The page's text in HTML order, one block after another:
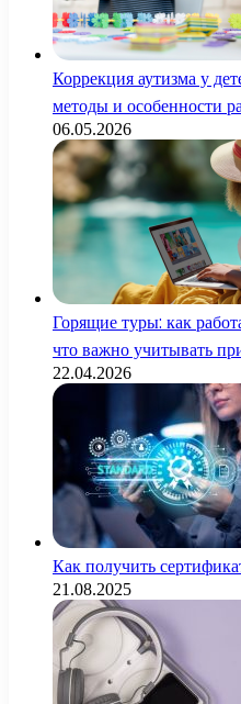
Коррекция аутизма у
методы и особенности
06.05.2026
Горящие туры: как
что важно учитывать
22.04.2026
Как получить
21.08.2025